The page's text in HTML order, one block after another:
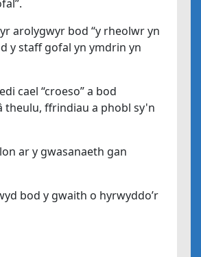
arolygwyr bod “y rheolwr yn
y staff gofal yn ymdrin yn
cael “croeso” a bod
theulu, ffrindiau a phobl sy'n
ar y gwasanaeth gan
bod y gwaith o hyrwyddo’r